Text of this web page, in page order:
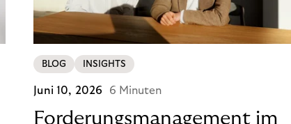
BLOG INSIGHTS
Juni 10, 2026 6 Minuten
Forderungsmanagement im